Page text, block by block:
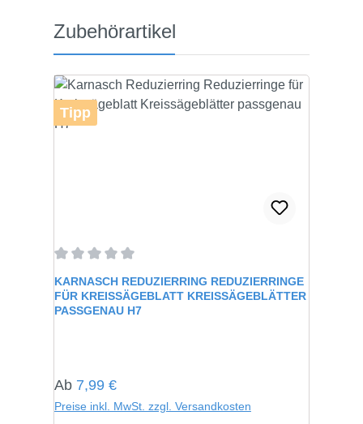
Produktgalerie überspringen
Zubehörartikel
Tipp
KARNASCH REDUZIERRING REDUZIERRINGE
FÜR KREISSÄGEBLATT KREISSÄGEBLÄTTER
PASSGENAU H7
Regulärer Preis:
Ab 7,99 €
Preise inkl. MwSt. zzgl. Versandkosten